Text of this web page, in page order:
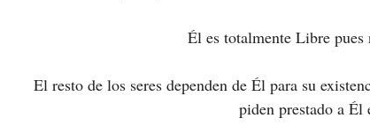
Él es totalmente Libre pues
El resto de los seres dependen de Él para su
piden prestado a Él